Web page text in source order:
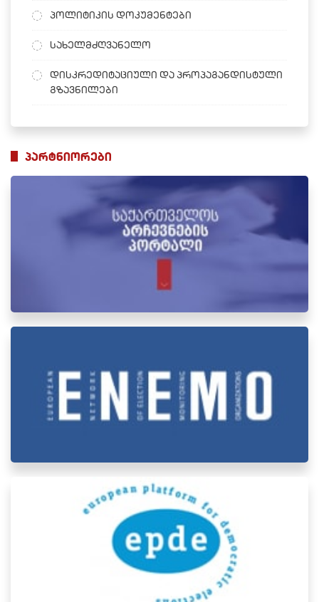
პოლიტიკის დოკუმენტები
სახელმძღვანელო
დისკრედიტაციული და პროპაგანდისტული
გზავნილები
პარტნიორები